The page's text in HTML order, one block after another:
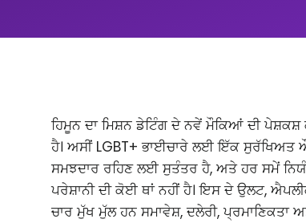
ਹਿਮੂਨ ਦਾ ਮਿਸ਼ਨ ਡੇਟਿੰਗ ਦੇ ਨਵੇਂ ਮੌਕਿਆਂ ਦੀ ਪੇਸ਼ਕਸ਼
ਹੈ। ਅਸੀਂ LGBT+ ਭਾਈਚਾਰੇ ਲਈ ਇੱਕ ਸੁਰੱਖਿਅਤ
ਸਮਝਦਾਰ ਰਹਿਣ ਲਈ ਸੁਤੰਤਰ ਹੈ, ਅਤੇ ਹਰ ਸਮੇਂ
ਪਰੇਸ਼ਾਨੀ ਦੀ ਕੋਈ ਥਾਂ ਨਹੀਂ ਹੈ। ਇਸ ਦੇ ਉਲਟ,
ਚਾਰ ਮੁੱਖ ਮੁੱਲ ਹਨ ਸਮਾਵੇਸ਼, ਦਲੇਰੀ, ਪ੍ਰਮਾਣਿਕਤਾ